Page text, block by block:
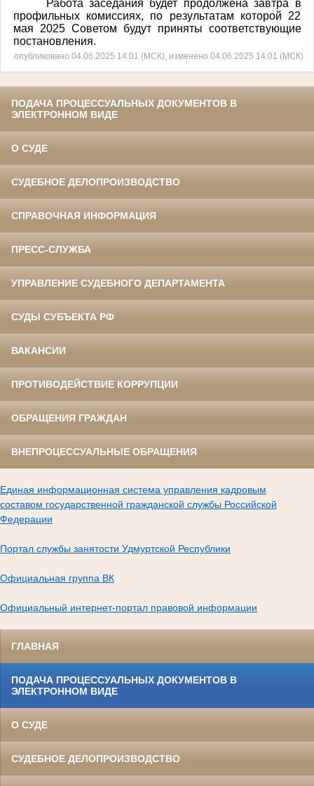
Работа заседания будет продолжена завтра в
профильных комиссиях, по результатам которой 22
мая 2025 Советом будут приняты соответствующие
постановления.
опубликовано 04.06.2025 14:01 (МСК), изменено 04.06.2025 14:01 (МСК)
ПОДАЧА ПРОЦЕССУАЛЬНЫХ ДОКУМЕНТОВ В
ЭЛЕКТРОННОМ ВИДЕ
О СУДЕ
СУДЕБНОЕ ДЕЛОПРОИЗВОДСТВО
СПРАВОЧНАЯ ИНФОРМАЦИЯ
ПРЕСС-СЛУЖБА
УПРАВЛЕНИЕ СУДЕБНОГО ДЕПАРТАМЕНТА
СУДЫ СУБЪЕКТА РФ
ВАКАНСИИ
ПРОТИВОДЕЙСТВИЕ КОРРУПЦИИ
ОБРАЩЕНИЯ ГРАЖДАН
ВНЕПРОЦЕССУАЛЬНЫЕ ОБРАЩЕНИЯ
Единая информационная система управления кадровым
составом государственной гражданской службы Российской
Федерации
Портал службы занятости Удмуртской Республики
Официальная группа ВК
Официальный интернет-портал правовой информации
ГЛАВНАЯ
ПОДАЧА ПРОЦЕССУАЛЬНЫХ ДОКУМЕНТОВ В
ЭЛЕКТРОННОМ ВИДЕ
О СУДЕ
СУДЕБНОЕ ДЕЛОПРОИЗВОДСТВО